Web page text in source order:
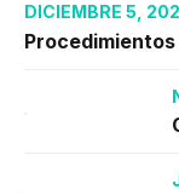
DICIEMBRE 5,